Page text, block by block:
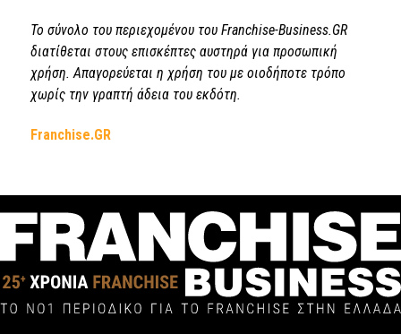
Το σύνολο του περιεχομένου του Franchise-Business.GR
διατίθεται στους επισκέπτες αυστηρά για προσωπική
χρήση. Απαγορεύεται η χρήση του με οιοδήποτε τρόπο
χωρίς την γραπτή άδεια του εκδότη.
Franchise.GR